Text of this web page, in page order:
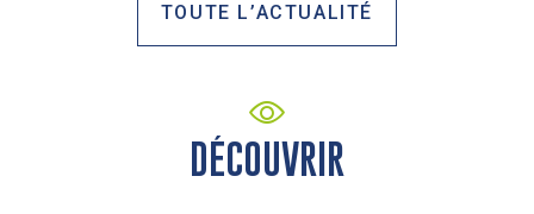
TOUTE L’ACTUALITÉ
DÉCOUVRIR